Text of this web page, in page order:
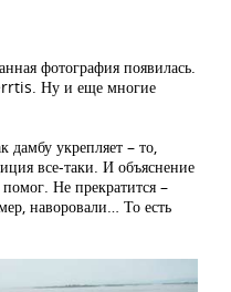
фотография появилась.
Ну и еще многие
укрепляет – то,
все-таки. И объяснение
Не прекратится –
наворовали… То есть